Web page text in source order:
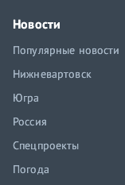
Новости
Популярные новости
Нижневартовск
Югра
Россия
Спецпроекты
Погода